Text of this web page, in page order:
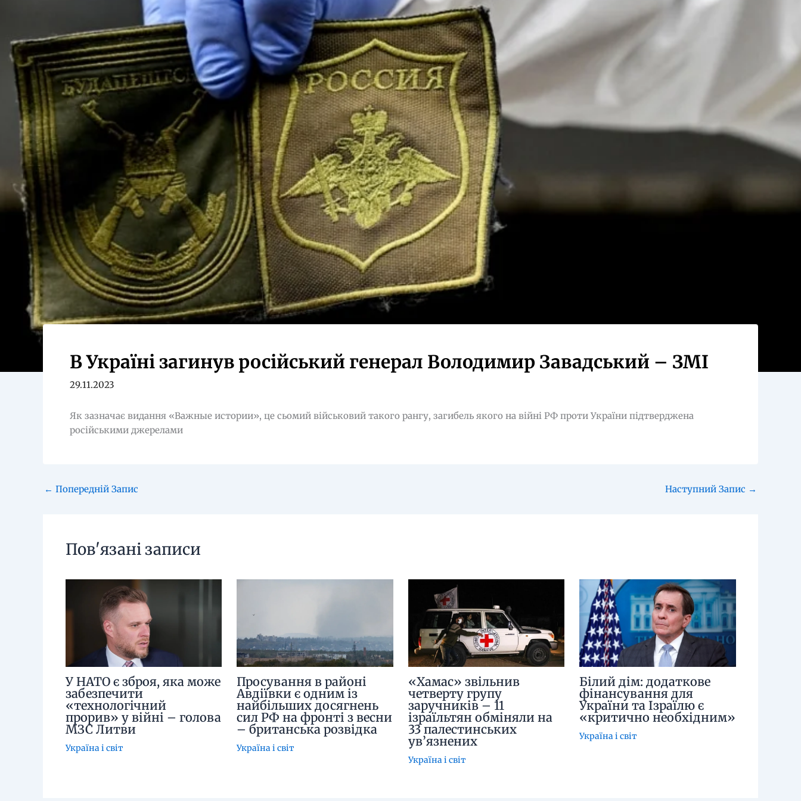
В Україні загинув російський генерал Володимир Завадський – ЗМІ
29.11.2023
Як зазначає видання «Важные истории», це сьомий військовий такого рангу, загибель якого на війні РФ проти України підтверджена
російськими джерелами
← Попередній Запис Наступний Запис →
Пов'язані записи
У НАТО є зброя, яка може
забезпечити
«технологічний
прорив» у війні – голова
МЗС Литви
Україна і світ
Просування в районі
Авдіївки є одним із
найбільших досягнень
сил РФ на фронті з весни
– британська розвідка
Україна і світ
«Хамас» звільнив
четверту групу
заручників – 11
ізраїльтян обміняли на
33 палестинських
ув’язнених
Україна і світ
Білий дім: додаткове
фінансування для
України та Ізраїлю є
«критично необхідним»
Україна і світ